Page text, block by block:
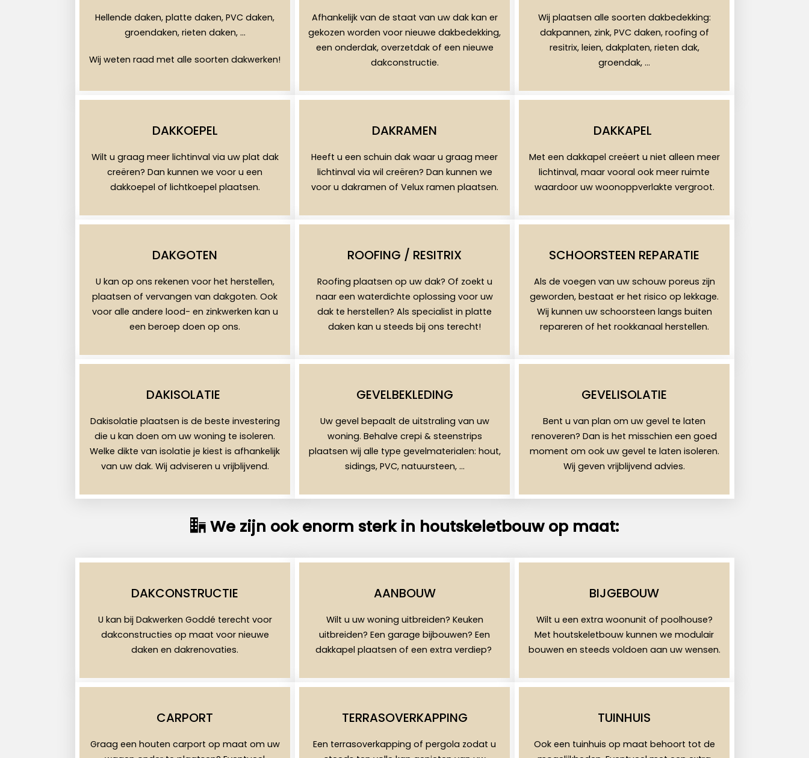
Hellende daken, platte daken, PVC daken,
groendaken, rieten daken, …
Wij weten raad met alle soorten dakwerken!
Afhankelijk van de staat van uw dak kan er
gekozen worden voor nieuwe dakbedekking,
een onderdak, overzetdak of een nieuwe
dakconstructie.
Wij plaatsen alle soorten dakbedekking:
dakpannen, zink, PVC daken, roofing of
resitrix, leien, dakplaten, rieten dak,
groendak, …
DAKKOEPEL
Wilt u graag meer lichtinval via uw plat dak
creëren? Dan kunnen we voor u een
dakkoepel of lichtkoepel plaatsen.
DAKRAMEN
Heeft u een schuin dak waar u graag meer
lichtinval via wil creëren? Dan kunnen we
voor u dakramen of Velux ramen plaatsen.
DAKKAPEL
Met een dakkapel creëert u niet alleen meer
lichtinval, maar vooral ook meer ruimte
waardoor uw woonoppverlakte vergroot.
DAKGOTEN
U kan op ons rekenen voor het herstellen,
plaatsen of vervangen van dakgoten. Ook
voor alle andere lood- en zinkwerken kan u
een beroep doen op ons.
ROOFING / RESITRIX
Roofing plaatsen op uw dak? Of zoekt u
naar een waterdichte oplossing voor uw
dak te herstellen? Als specialist in platte
daken kan u steeds bij ons terecht!
SCHOORSTEEN REPARATIE
Als de voegen van uw schouw poreus zijn
geworden, bestaat er het risico op lekkage.
Wij kunnen uw schoorsteen langs buiten
repareren of het rookkanaal herstellen.
DAKISOLATIE
Dakisolatie plaatsen is de beste investering
die u kan doen om uw woning te isoleren.
Welke dikte van isolatie je kiest is afhankelijk
van uw dak. Wij adviseren u vrijblijvend.
GEVELBEKLEDING
Uw gevel bepaalt de uitstraling van uw
woning. Behalve crepi & steenstrips
plaatsen wij alle type gevelmaterialen: hout,
sidings, PVC, natuursteen, …
GEVELISOLATIE
Bent u van plan om uw gevel te laten
renoveren? Dan is het misschien een goed
moment om ook uw gevel te laten isoleren.
Wij geven vrijblijvend advies.
We zijn ook enorm sterk in houtskeletbouw op maat:
DAKCONSTRUCTIE
U kan bij Dakwerken Goddé terecht voor
dakconstructies op maat voor nieuwe
daken en dakrenovaties.
AANBOUW
Wilt u uw woning uitbreiden? Keuken
uitbreiden? Een garage bijbouwen? Een
dakkapel plaatsen of een extra verdiep?
BIJGEBOUW
Wilt u een extra woonunit of poolhouse?
Met houtskeletbouw kunnen we modulair
bouwen en steeds voldoen aan uw wensen.
CARPORT
Graag een houten carport op maat om uw
TERRASOVERKAPPING
Een terrasoverkapping of pergola zodat u
TUINHUIS
Ook een tuinhuis op maat behoort tot de